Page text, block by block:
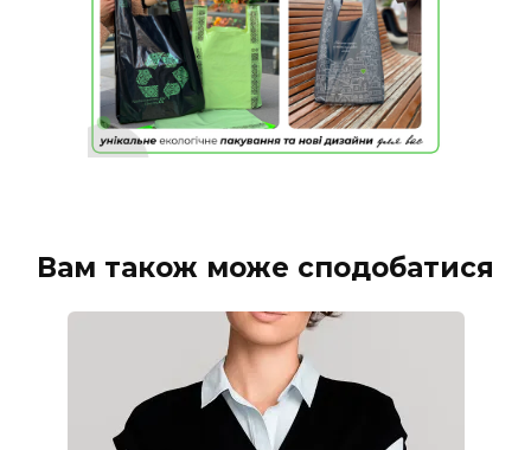
Вам також може сподобатися